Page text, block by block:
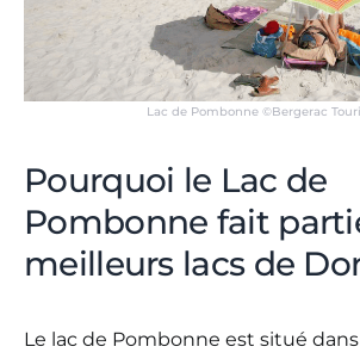
Lac de Pombonne ©Bergerac
Pourquoi le Lac de
Pombonne fait
meilleurs lacs de
Le lac de Pombonne est situé